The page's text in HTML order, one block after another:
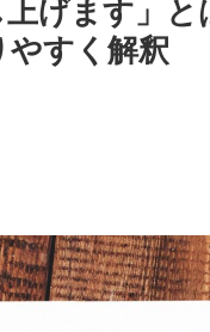
上げます」
やすく解釈